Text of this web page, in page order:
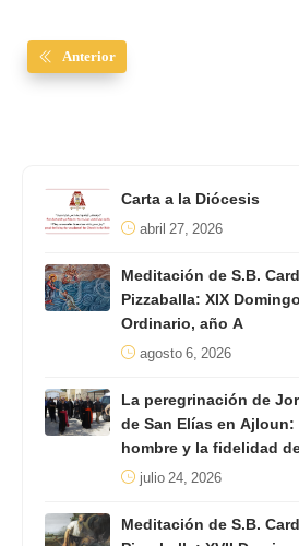
Anterior
Carta a la Diócesis
abril 27, 2026
Meditación de S.B.
Pizzaballa: XIX
Ordinario, año A
agosto 6, 2026
La peregrinación de
de San Elías en
hombre y la fidelidad
julio 24, 2026
Meditación de S.B.